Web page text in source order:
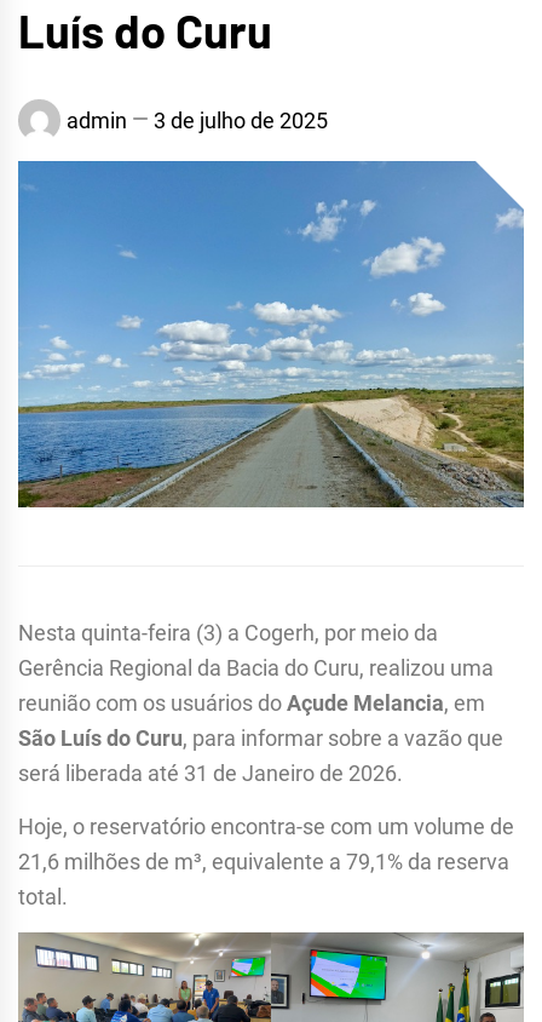
Luís do Curu
admin 3 de julho de 2025
Nesta quinta-feira (3) a Cogerh, por meio da
Gerência Regional da Bacia do Curu, realizou uma
reunião com os usuários doAçude Melancia, em
São Luís do Curu, para informar sobre a vazão que
será liberada até 31 de Janeiro de 2026.
Hoje, o reservatório encontra-se com um volume de
21,6 milhões de m³, equivalente a 79,1% da reserva
total.